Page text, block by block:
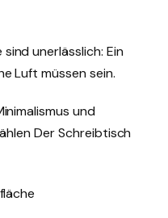
unerlässlich: Ein
Luft müssen sein.
und
Der Schreibtisch